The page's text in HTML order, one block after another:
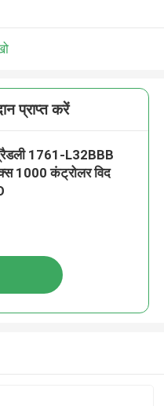
प्राप्त करें
1761-L32BBB
1000 कंट्रोलर विद